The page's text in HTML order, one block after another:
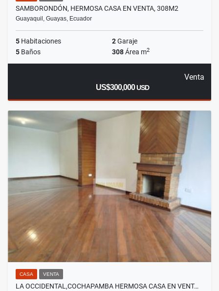
SAMBORONDÓN, HERMOSA CASA EN VENTA, 308M2
Guayaquil, Guayas, Ecuador
5 Habitaciones 2Garaje
5 Baños 308Área m2
Venta
US$300,000USD
CASA VENTA
LA OCCIDENTAL,COCHAPAMBA HERMOSA CASA EN VENT…